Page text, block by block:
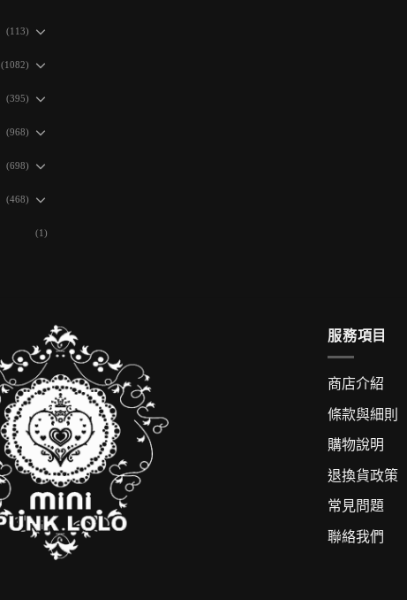
(113)
(1082)
(395)
(968)
(698)
(468)
(1)
服務項目
商店介紹
條款與細則
購物說明
退換貨政策
常見問題
聯絡我們